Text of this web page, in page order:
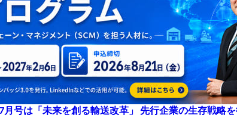
月号は「未来を創る輸送改革」 先行企業の生存戦略